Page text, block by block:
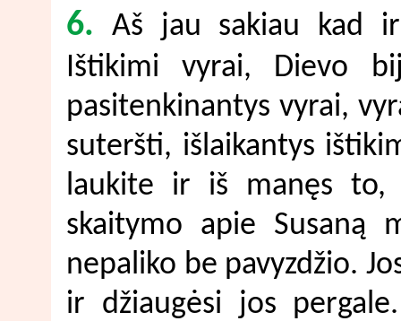
6. Aš jau sakiau kad
Ištikimi vyrai, Dievo
pasitenkinantys vyrai,
suteršti, išlaikantys
laukite ir iš manęs to,
skaitymo apie Susaną
nepaliko be pavyzdžio.
ir džiaugėsi jos